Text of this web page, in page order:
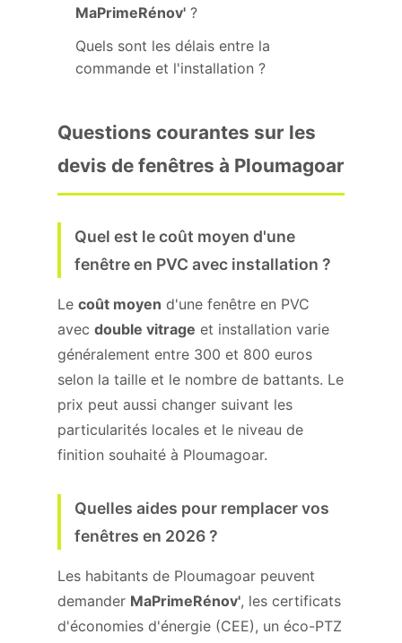
MaPrimeRénov' ?
Quels sont les délais entre la
commande et l'installation ?
Questions courantes sur les
devis de fenêtres à Ploumagoar
Quel est le coût moyen d'une
fenêtre en PVC avec installation ?
Le coût moyen d'une fenêtre en PVC
avec double vitrage et installation varie
généralement entre 300 et 800 euros
selon la taille et le nombre de battants. Le
prix peut aussi changer suivant les
particularités locales et le niveau de
finition souhaité à Ploumagoar.
Quelles aides pour remplacer vos
fenêtres en 2026 ?
Les habitants de Ploumagoar peuvent
demander MaPrimeRénov', les certificats
d'économies d'énergie (CEE), un éco-PTZ